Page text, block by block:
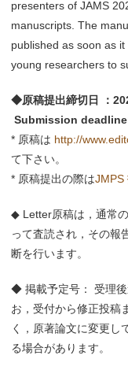
presenters of JAMS
manuscripts. The
published as soon as
young researchers to
◆原稿提出締切日 ：
Submission
* 原稿は http://
て下さい。
* 原稿提出の際はJMPS
◆ Letter原稿は，通常
って査読され，その報
断を行います。
◆ 掲載予定号： 受理
お，受付から修正投稿
く，原著論文に変更し
る場合があります。